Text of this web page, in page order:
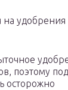
на
поэтому
осторожно